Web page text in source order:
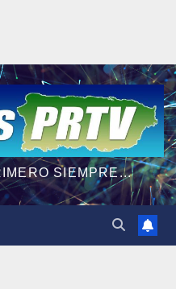
SIEMPRE...